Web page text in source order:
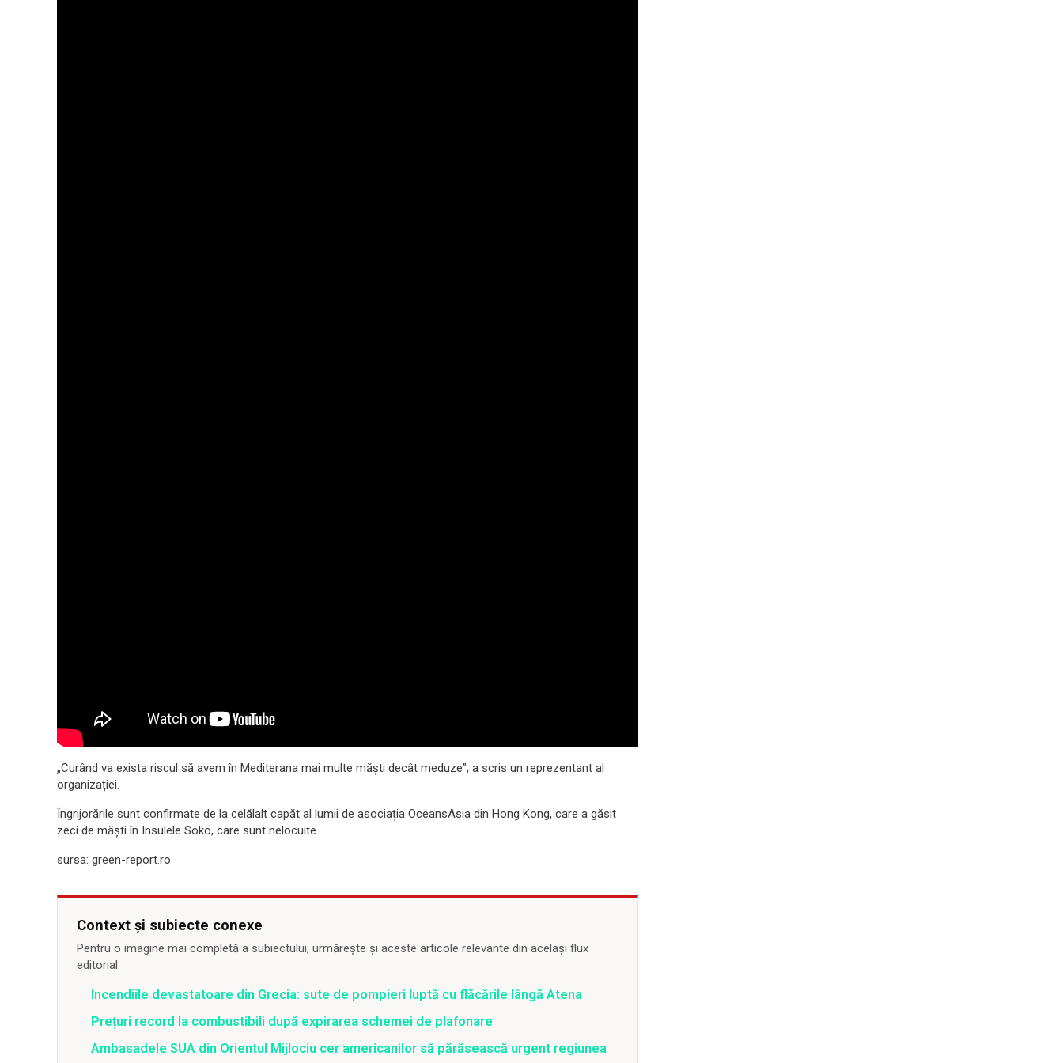
„Curând va exista riscul să avem în Mediterana mai multe măști decât meduze”, a scris un reprezentant al
organizației.
Îngrijorările sunt confirmate de la celălalt capăt al lumii de asociația OceansAsia din Hong Kong, care a găsit
zeci de măști în Insulele Soko, care sunt nelocuite.
sursa: green-report.ro
Context și subiecte conexe
Pentru o imagine mai completă a subiectului, urmărește și aceste articole relevante din același flux
editorial.
Incendiile devastatoare din Grecia: sute de pompieri luptă cu flăcările lângă Atena
Prețuri record la combustibili după expirarea schemei de plafonare
Ambasadele SUA din Orientul Mijlociu cer americanilor să părăsească urgent regiunea